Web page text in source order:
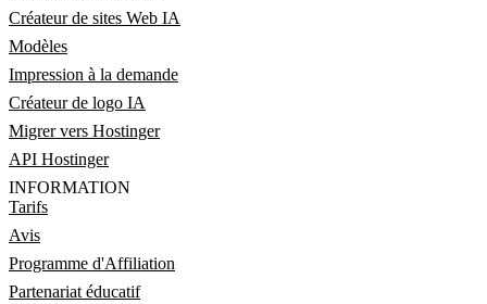
Créateur de sites Web IA
Modèles
Impression à la demande
Créateur de logo IA
Migrer vers Hostinger
API Hostinger
INFORMATION
Tarifs
Avis
Programme d'Affiliation
Partenariat éducatif